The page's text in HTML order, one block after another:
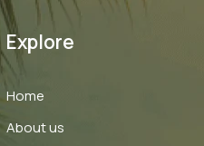
Explore
Home
About us